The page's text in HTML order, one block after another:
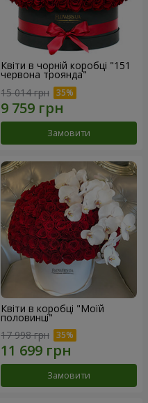
Квіти в чорній коробці "151
червона троянда"
15 014 грн
Замовити
Квіти в коробці "Моїй
половинці"
17 998 грн
Замовити